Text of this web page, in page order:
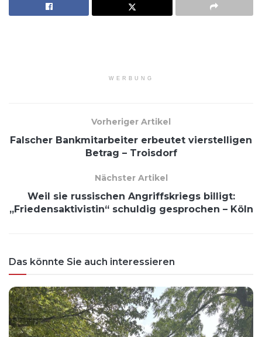
WERBUNG
Vorheriger Artikel
Falscher Bankmitarbeiter erbeutet vierstelligen
Betrag – Troisdorf
Nächster Artikel
Weil sie russischen Angriffskriegs billigt:
„Friedensaktivistin“ schuldig gesprochen – Köln
Das könnte Sie auch interessieren